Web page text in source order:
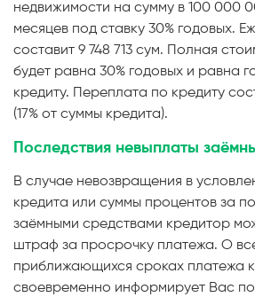
недвижимости на сумму в 100 000
месяцев под ставку 30% годовых.
составит 9 748 713 сум. Полная
будет равна 30% годовых и равна
кредиту. Переплата по кредиту
(17% от суммы кредита).
Последствия невыплаты
В случае невозвращения в
кредита или суммы процентов за
заёмными средствами кредитор
штраф за просрочку платежа. О
приближающихся сроках платежа
своевременно информирует Вас